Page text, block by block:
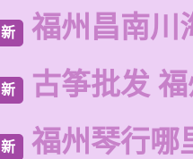
新 福州昌南川
新 古筝批发
新 福州琴行哪